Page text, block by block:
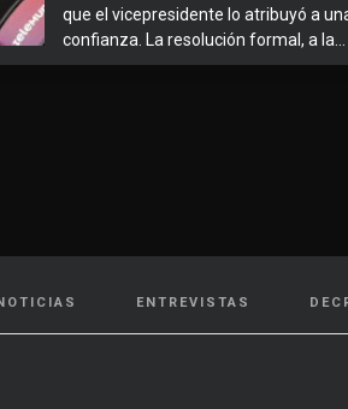
que el vicepresidente lo atribuyó a
confianza. La resolución formal, a la...
ENTREVISTAS